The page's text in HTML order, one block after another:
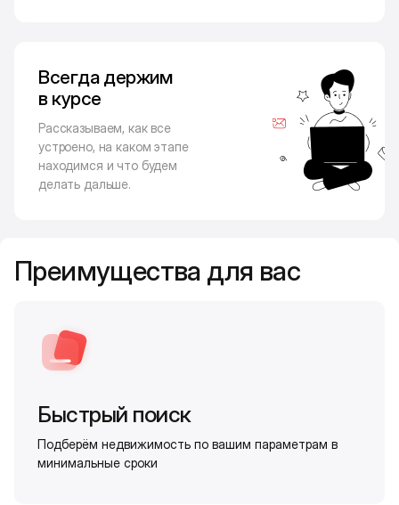
Всегда держим
в курсе
Рассказываем, как все
устроено, на каком этапе
находимся и что будем
делать дальше.
Преимущества для вас
Быстрый поиск
Подберём недвижимость по вашим параметрам в
минимальные сроки